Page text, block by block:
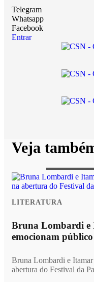
Telegram
Whatsapp
Facebook
Entrar
Veja
LITERATURA
Bruna Lombardi
emocionam
Bruna Lombardi e
abertura do Festival da